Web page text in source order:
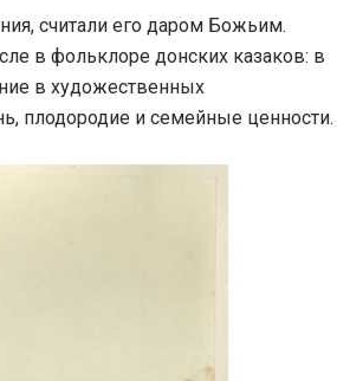
считали его даром Божьим.
в фольклоре донских казаков: в
в художественных
плодородие и семейные ценности.